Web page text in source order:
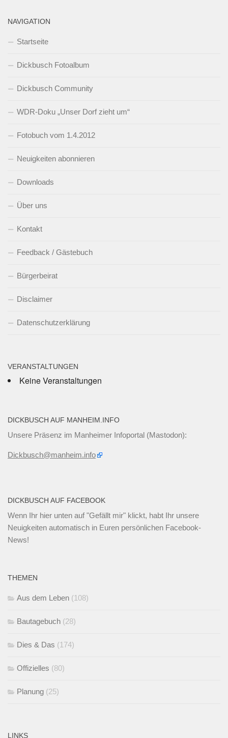
NAVIGATION
Startseite
Dickbusch Fotoalbum
Dickbusch Community
WDR-Doku „Unser Dorf zieht um“
Fotobuch vom 1.4.2012
Neuigkeiten abonnieren
Downloads
Über uns
Kontakt
Feedback / Gästebuch
Bürgerbeirat
Disclaimer
Datenschutzerklärung
VERANSTALTUNGEN
Keine Veranstaltungen
DICKBUSCH AUF MANHEIM.INFO
Unsere Präsenz im Manheimer Infoportal (Mastodon):
Dickbusch@manheim.info
DICKBUSCH AUF FACEBOOK
Wenn Ihr hier unten auf "Gefällt mir" klickt, habt Ihr unsere
Neuigkeiten automatisch in Euren persönlichen Facebook-
News!
THEMEN
Aus dem Leben (108)
Bautagebuch (28)
Dies & Das (174)
Offizielles (80)
Planung (25)
LINKS